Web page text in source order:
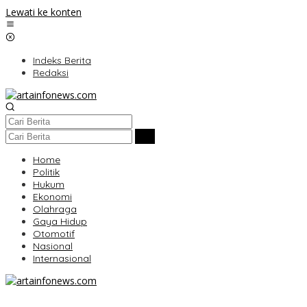
Lewati ke konten
Indeks Berita
Redaksi
Home
Politik
Hukum
Ekonomi
Olahraga
Gaya Hidup
Otomotif
Nasional
Internasional